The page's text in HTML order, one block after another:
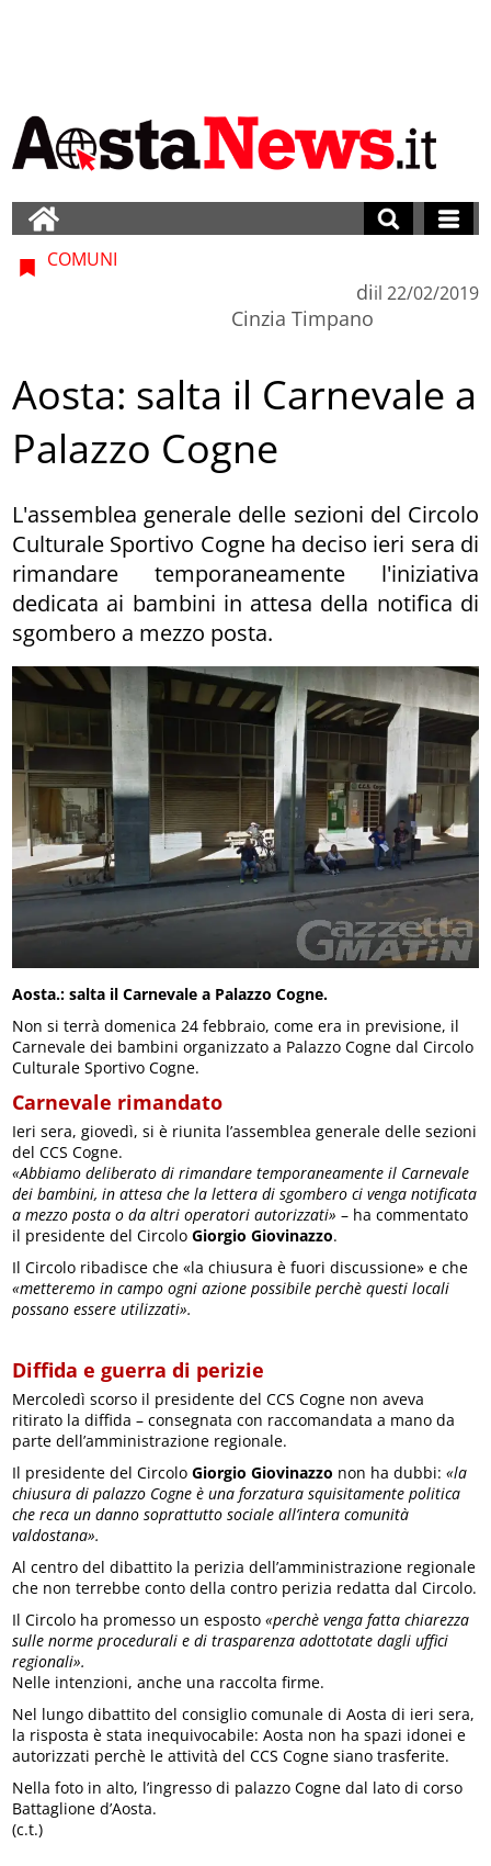
COMUNI
di
Cinzia Timpano
il 22/02/2019
Aosta: salta il Carnevale a
Palazzo Cogne
L'assemblea generale delle sezioni del Circolo
Culturale Sportivo Cogne ha deciso ieri sera di
rimandare temporaneamente l'iniziativa
dedicata ai bambini in attesa della notifica di
sgombero a mezzo posta.
Aosta.: salta il Carnevale a Palazzo Cogne.
Non si terrà domenica 24 febbraio, come era in previsione, il
Carnevale dei bambini organizzato a Palazzo Cogne dal Circolo
Culturale Sportivo Cogne.
Carnevale rimandato
Ieri sera, giovedì, si è riunita l’assemblea generale delle sezioni
del CCS Cogne.
«Abbiamo deliberato di rimandare temporaneamente il Carnevale
dei bambini, in attesa che la lettera di sgombero ci venga notificata
a mezzo posta o da altri operatori autorizzati» – ha commentato
il presidente del CircoloGiorgio Giovinazzo.
Il Circolo ribadisce che «la chiusura è fuori discussione» e che
«metteremo in campo ogni azione possibile perchè questi locali
possano essere utilizzati».
Diffida e guerra di perizie
Mercoledì scorso il presidente del CCS Cogne non aveva
ritirato la diffida – consegnata con raccomandata a mano da
parte dell’amministrazione regionale.
Il presidente del Circolo Giorgio Giovinazzo non ha dubbi:«la
chiusura di palazzo Cogne è una forzatura squisitamente politica
che reca un danno soprattutto sociale all’intera comunità
valdostana».
Al centro del dibattito la perizia dell’amministrazione regionale
che non terrebbe conto della contro perizia redatta dal Circolo.
Il Circolo ha promesso un esposto«perchè venga fatta chiarezza
sulle norme procedurali e di trasparenza adottotate dagli uffici
regionali».
Nelle intenzioni, anche una raccolta firme.
Nel lungo dibattito del consiglio comunale di Aosta di ieri sera,
la risposta è stata inequivocabile: Aosta non ha spazi idonei e
autorizzati perchè le attività del CCS Cogne siano trasferite.
Nella foto in alto, l’ingresso di palazzo Cogne dal lato di corso
Battaglione d’Aosta.
(c.t.)